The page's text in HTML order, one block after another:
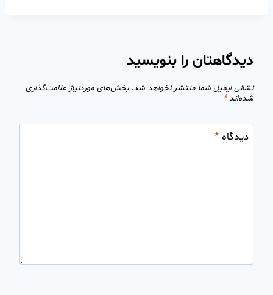
دیدگاهتان را بنویسید
نشانی ایمیل شما منتشر نخواهد شد. بخش‌های موردنیاز علامت‌گذاری
شده‌اند*
دیدگاه*